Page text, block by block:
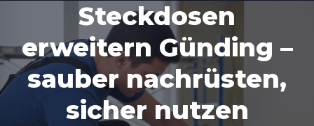
Steckdosen
erweitern Günding –
sauber nachrüsten,
sicher nutzen